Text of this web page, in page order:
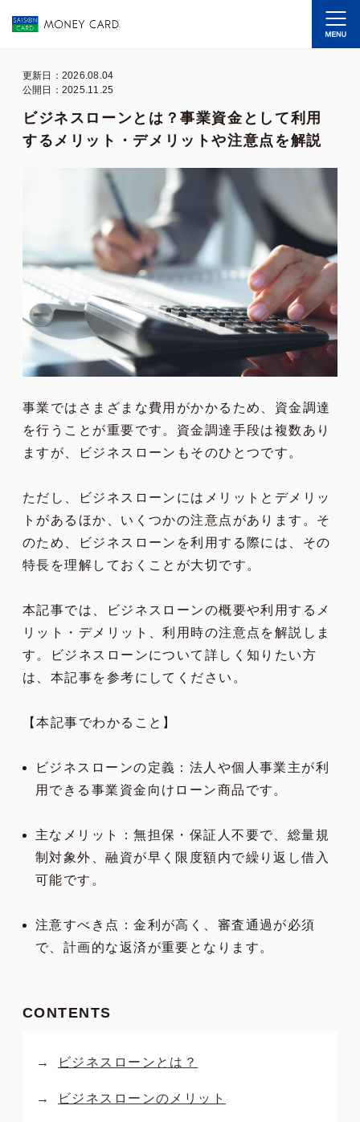
更新日：2026.08.04
公開日：2025.11.25
ビジネスローンとは？事業資金として利用
するメリット・デメリットや注意点を解説
事業ではさまざまな費用がかかるため、資金調達
を行うことが重要です。資金調達手段は複数あり
ますが、ビジネスローンもそのひとつです。
ただし、ビジネスローンにはメリットとデメリッ
トがあるほか、いくつかの注意点があります。そ
のため、ビジネスローンを利用する際には、その
特長を理解しておくことが大切です。
本記事では、ビジネスローンの概要や利用するメ
リット・デメリット、利用時の注意点を解説しま
す。ビジネスローンについて詳しく知りたい方
は、本記事を参考にしてください。
【本記事でわかること】
ビジネスローンの定義：法人や個人事業主が利
用できる事業資金向けローン商品です。
主なメリット：無担保・保証人不要で、総量規
制対象外、融資が早く限度額内で繰り返し借入
可能です。
注意すべき点：金利が高く、審査通過が必須
で、計画的な返済が重要となります。
CONTENTS
ビジネスローンとは？
ビジネスローンのメリット